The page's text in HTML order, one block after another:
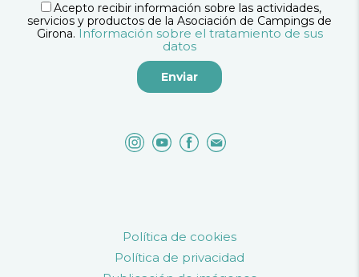
Acepto recibir información sobre las actividades,
servicios y productos de la Asociación de Campings de
Girona. Información sobre el tratamiento de sus
datos
Política de cookies
Política de privacidad